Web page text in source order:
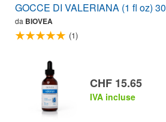
GOCCE DI VALERIANA (1 fl oz)
da BIOVEA
(1)
CHF 15.65
IVA incluse